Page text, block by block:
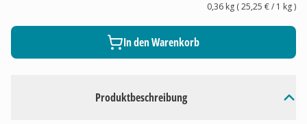
Produktbeschreibung
0,36 kg(25,25 €/ 1 kg)
In den Warenkorb